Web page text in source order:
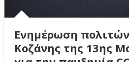
Ενημέρωση
Κοζάνης της 13ης